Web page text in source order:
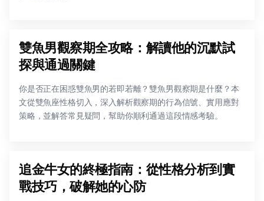
雙魚男觀察期全攻略：解讀他的沉默試
探與通過關鍵
你是否正在困惑雙魚男的若即若離？雙魚男觀察期是什麼？本
文從雙魚座性格切入，深入解析觀察期的行為信號、實用應對
策略，並解答常見疑問，幫助你順利通過這段情感考驗。
追金牛女的終極指南：從性格分析到實
戰技巧，破解她的心防